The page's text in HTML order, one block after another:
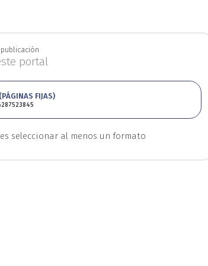
Física Género
Lenguas
portal
FIJAS)
seleccionar al menos un formato